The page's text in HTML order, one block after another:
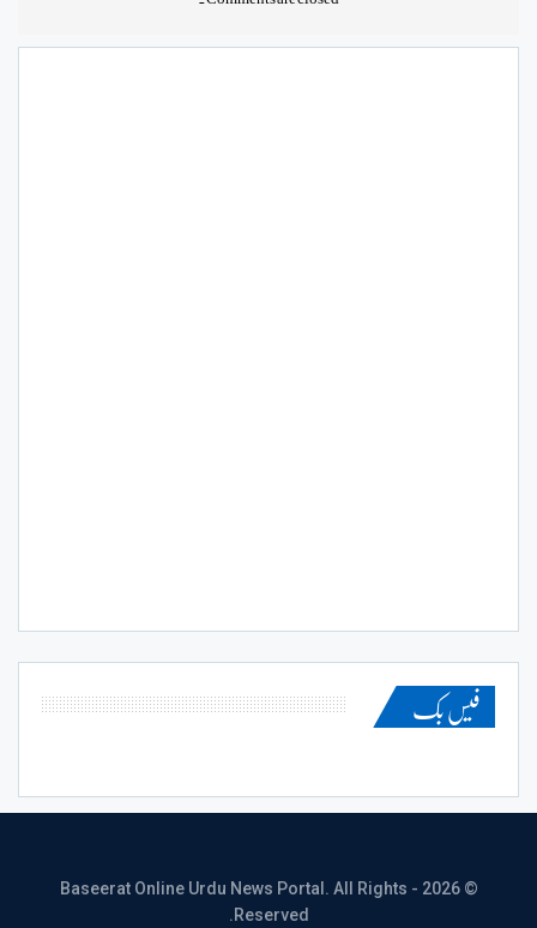
فیس بک
© 2026 - Baseerat Online Urdu News Portal. All Rights
Reserved.